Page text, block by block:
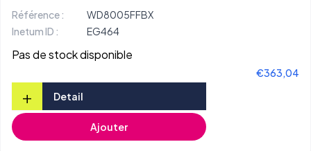
Référence :
WD8005FFBX
Inetum ID :
EG464
Pas de stock disponible
€363,04
+ Detail
Ajouter